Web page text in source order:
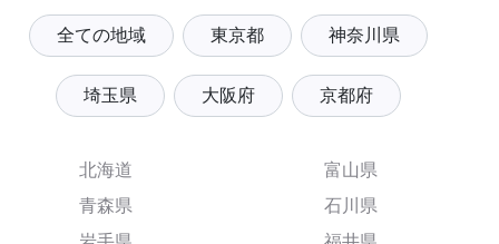
全ての地域 東京都 神奈川県
埼玉県 大阪府 京都府
北海道
青森県
富山県
石川県